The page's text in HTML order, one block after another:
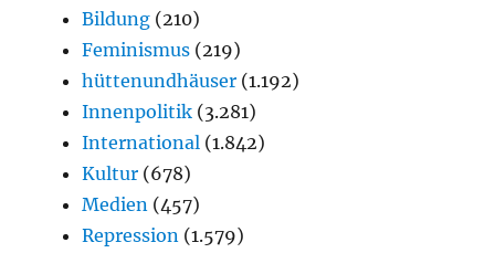
Bildung (210)
Feminismus (219)
hüttenundhäuser (1.192)
Innenpolitik (3.281)
International (1.842)
Kultur (678)
Medien (457)
Repression (1.579)